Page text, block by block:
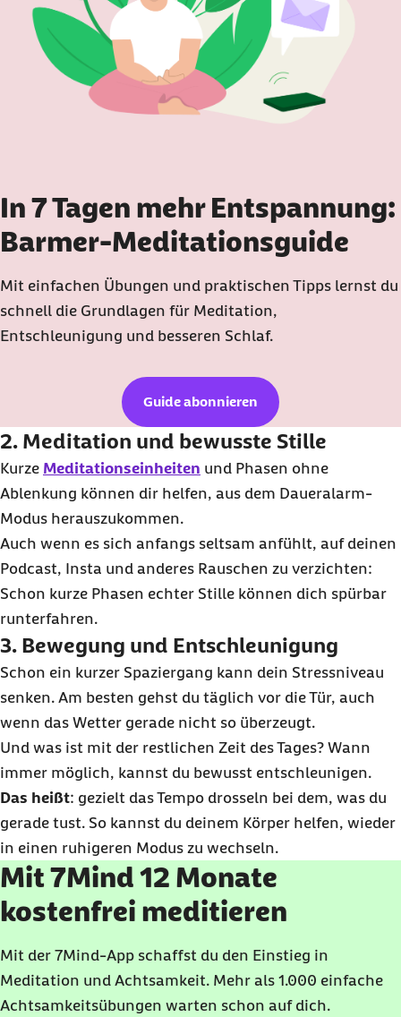
In 7 Tagen mehr Entspannung:
Barmer-Meditationsguide
Mit einfachen Übungen und praktischen Tipps lernst du
schnell die Grundlagen für Meditation,
Entschleunigung und besseren Schlaf.
Guide abonnieren
2. Meditation und bewusste Stille
Kurze Meditationseinheiten und Phasen ohne
Ablenkung können dir helfen, aus dem Daueralarm-
Modus herauszukommen.
Auch wenn es sich anfangs seltsam anfühlt, auf deinen
Podcast, Insta und anderes Rauschen zu verzichten:
Schon kurze Phasen echter Stille können dich spürbar
runterfahren.
3. Bewegung und Entschleunigung
Schon ein kurzer Spaziergang kann dein Stressniveau
senken. Am besten gehst du täglich vor die Tür, auch
wenn das Wetter gerade nicht so überzeugt.
Und was ist mit der restlichen Zeit des Tages? Wann
immer möglich, kannst du bewusst entschleunigen.
Das heißt: gezielt das Tempo drosseln bei dem, was du
gerade tust. So kannst du deinem Körper helfen, wieder
in einen ruhigeren Modus zu wechseln.
Mit 7Mind 12 Monate
kostenfrei meditieren
Mit der 7Mind-App schaffst du den Einstieg in
Meditation und Achtsamkeit. Mehr als 1.000 einfache
Achtsamkeitsübungen warten schon auf dich.